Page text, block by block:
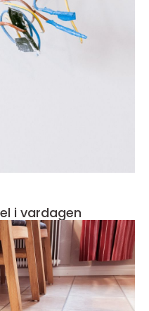
i vardagen